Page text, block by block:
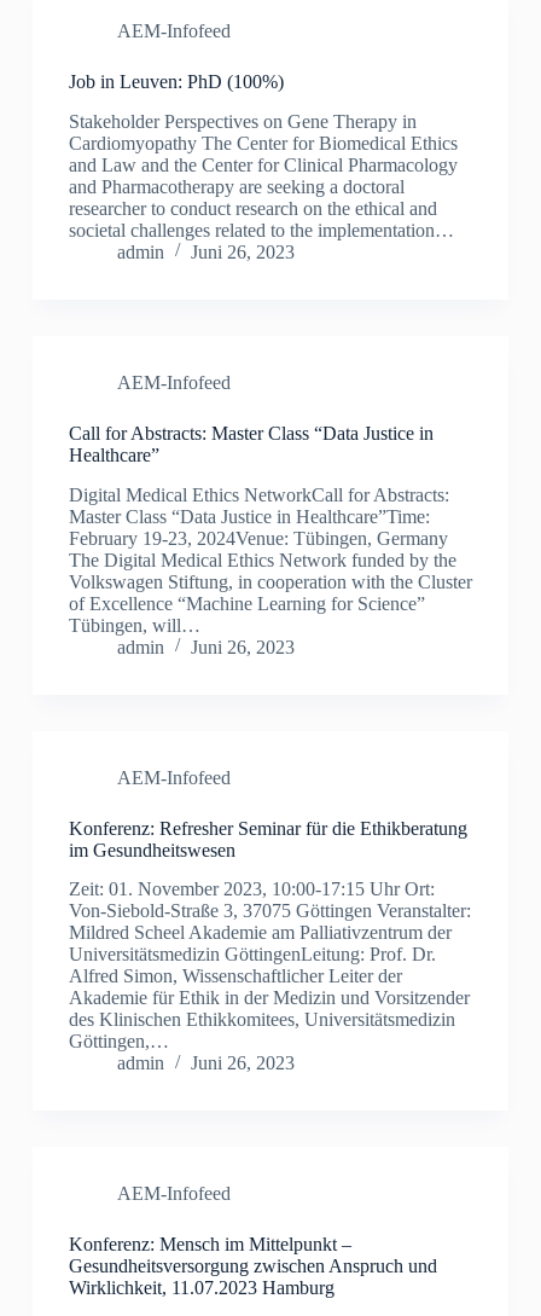
AEM-Infofeed
Job in Leuven: PhD (100%)
Stakeholder Perspectives on Gene Therapy in
Cardiomyopathy The Center for Biomedical Ethics
and Law and the Center for Clinical Pharmacology
and Pharmacotherapy are seeking a doctoral
researcher to conduct research on the ethical and
societal challenges related to the implementation…
admin
Juni 26, 2023
AEM-Infofeed
Call for Abstracts: Master Class “Data Justice in
Healthcare”
Digital Medical Ethics NetworkCall for Abstracts:
Master Class “Data Justice in Healthcare”Time:
February 19-23, 2024Venue: Tübingen, Germany
The Digital Medical Ethics Network funded by the
Volkswagen Stiftung, in cooperation with the Cluster
of Excellence “Machine Learning for Science”
Tübingen, will…
admin
Juni 26, 2023
AEM-Infofeed
Konferenz: Refresher Seminar für die Ethikberatung
im Gesundheitswesen
Zeit: 01. November 2023, 10:00-17:15 Uhr Ort:
Von-Siebold-Straße 3, 37075 Göttingen Veranstalter:
Mildred Scheel Akademie am Palliativzentrum der
Universitätsmedizin GöttingenLeitung: Prof. Dr.
Alfred Simon, Wissenschaftlicher Leiter der
Akademie für Ethik in der Medizin und Vorsitzender
des Klinischen Ethikkomitees, Universitätsmedizin
Göttingen,…
admin
Juni 26, 2023
AEM-Infofeed
Konferenz: Mensch im Mittelpunkt –
Gesundheitsversorgung zwischen Anspruch und
Wirklichkeit, 11.07.2023 Hamburg